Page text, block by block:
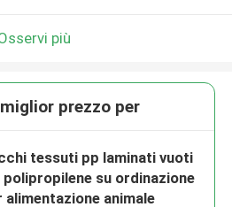
più
prezzo per
tessuti pp laminati vuoti
polipropilene su ordinazione
alimentazione animale